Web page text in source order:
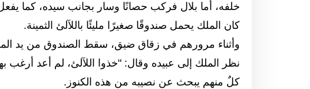
خلفه، أما بلال فركب حصانًا وسار بجانب سيده، كما
كان الملك يحمل صندوقًا صغيرًا مليئًا باللآلئ الثمينة.
وأثناء مرورهم في زقاق ضيق، سقط الصندوق من يد
نظر الملك إلى عبيده وقال: "خذوا اللآلئ، لم أعد أرغب
كلٌ منهم يبحث عن نصيبه من هذه الكنوز.